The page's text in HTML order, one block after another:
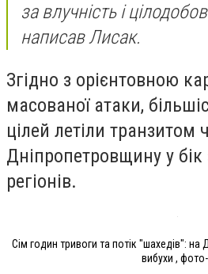
за влучність і
написав Лисак.
Згідно з орієнтовною
масованої атаки,
цілей летіли транзитом
Дніпропетровщину у бік
регіонів.
Сім годин тривоги та потік "шахедів": на
вибухи , фото-